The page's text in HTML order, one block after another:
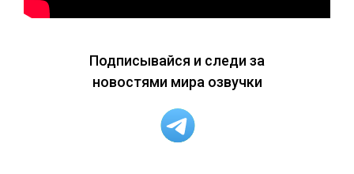
Подписывайся и следи за
новостями мира озвучки